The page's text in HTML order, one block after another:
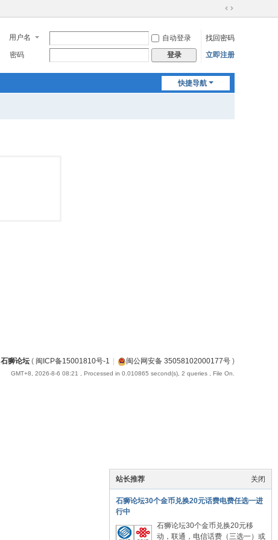
切
到
宽
用户名 自动登录
找回密码
密码
登录 立即注册
快捷导航
关闭
站长推荐
石狮论坛30个金币兑换20元话费电费任选一进
行中
石狮论坛30个金币兑换20元移
动，联通，电信话费（三选一）或
石狮论坛 ( 闽ICP备15001810号-1 | 闽公网安备 35058102000177号 )
GMT+8, 2026-8-6 08:21 , Processed in 0.010865 second(s), 2 queries , File On.